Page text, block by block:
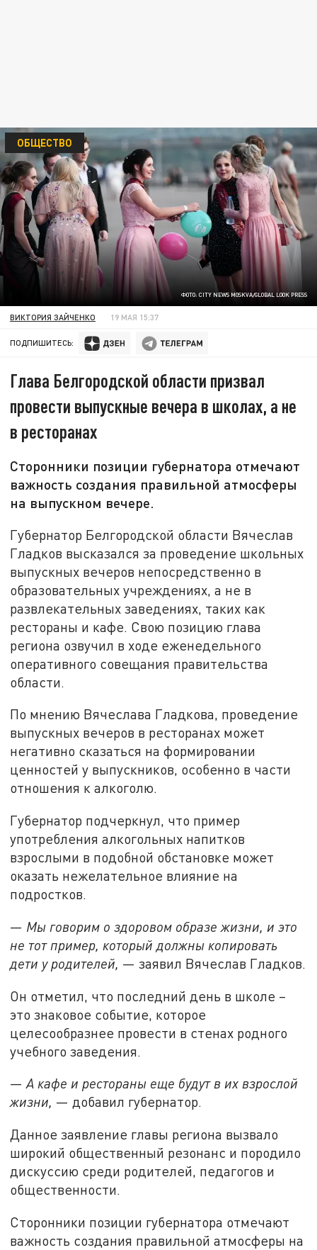
ФОТО: CITY NEWS MOSKVA/GLOBAL LOOK PRESS
ОБЩЕСТВО
ВИКТОРИЯ ЗАЙЧЕНКО 19 МАЯ 15:37
ПОДПИШИТЕСЬ:
Глава Белгородской области призвал
провести выпускные вечера в школах, а не
в ресторанах
Сторонники позиции губернатора отмечают
важность создания правильной атмосферы
на выпускном вечере.
Губернатор Белгородской области Вячеслав
Гладков высказался за проведение школьных
выпускных вечеров непосредственно в
образовательных учреждениях, а не в
развлекательных заведениях, таких как
рестораны и кафе. Свою позицию глава
региона озвучил в ходе еженедельного
оперативного совещания правительства
области.
По мнению Вячеслава Гладкова, проведение
выпускных вечеров в ресторанах может
негативно сказаться на формировании
ценностей у выпускников, особенно в части
отношения к алкоголю.
Губернатор подчеркнул, что пример
употребления алкогольных напитков
взрослыми в подобной обстановке может
оказать нежелательное влияние на
подростков.
— Мы говорим о здоровом образе жизни, и это
не тот пример, который должны копировать
дети у родителей, — заявил Вячеслав Гладков.
Он отметил, что последний день в школе –
это знаковое событие, которое
целесообразнее провести в стенах родного
учебного заведения.
— А кафе и рестораны еще будут в их взрослой
жизни, — добавил губернатор.
Данное заявление главы региона вызвало
широкий общественный резонанс и породило
дискуссию среди родителей, педагогов и
общественности.
Сторонники позиции губернатора отмечают
важность создания правильной атмосферы на